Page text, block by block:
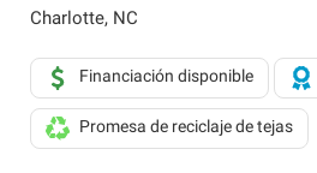
Charlotte, NC
Financiación disponible
Promesa de reciclaje de tejas